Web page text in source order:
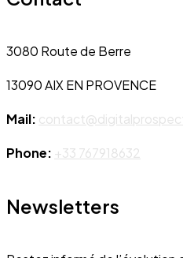
3080 Route de Berre
13090 AIX EN PROVENCE
Mail:
Phone: +33 767918632
Newsletters